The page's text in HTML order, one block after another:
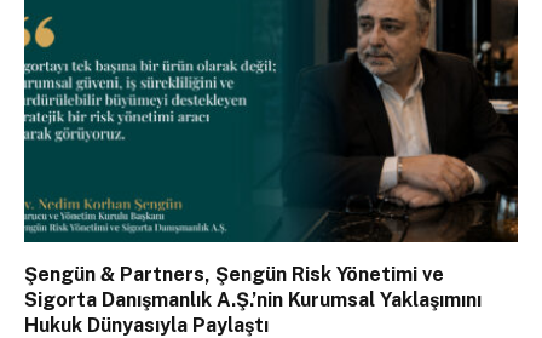
Şengün & Partners, Şengün Risk Yönetimi ve
Sigorta Danışmanlık A.Ş.’nin Kurumsal Yaklaşımını
Hukuk Dünyasıyla Paylaştı